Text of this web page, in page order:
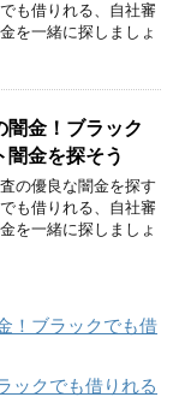
も借りれる、自社審
を一緒に探しましょ
闇金！ブラック
闇金を探そう
の優良な闇金を探す
も借りれる、自社審
を一緒に探しましょ
！ブラックでも借
ックでも借りれる